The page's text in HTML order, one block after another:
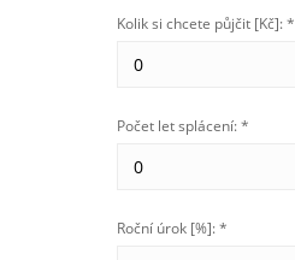
Kolik si chcete půjčit [Kč]: *
Počet let splácení: *
Roční úrok [%]: *